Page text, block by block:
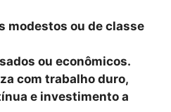
modestos ou de classe
ou econômicos.
com trabalho duro,
e investimento a